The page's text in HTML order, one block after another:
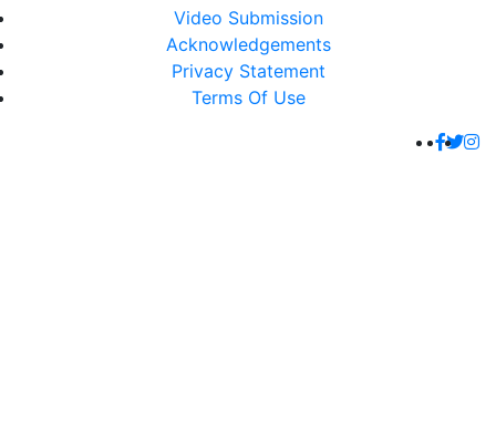
Video Submission
Acknowledgements
Privacy Statement
Terms Of Use